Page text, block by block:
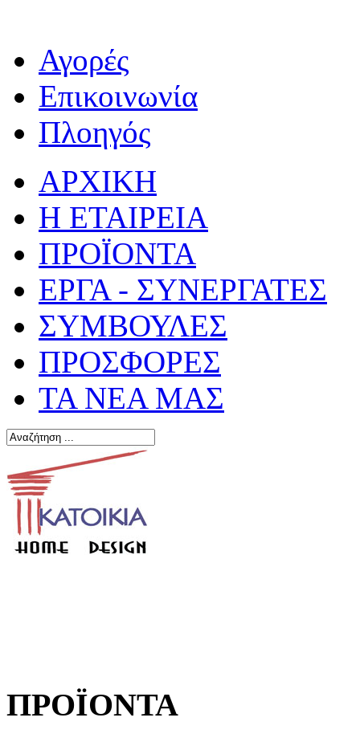
Αγορές
Επικοινωνία
Πλοηγός
ΑΡΧΙΚΗ
Η ΕΤΑΙΡΕΙΑ
ΠΡΟΪΟΝΤΑ
ΕΡΓΑ - ΣΥΝΕΡΓΑΤΕΣ
ΣΥΜΒΟΥΛΕΣ
ΠΡΟΣΦΟΡΕΣ
ΤΑ ΝΕΑ ΜΑΣ
ΠΡΟΪΟΝΤΑ